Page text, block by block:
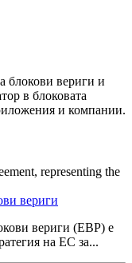
блокови вериги и
в блоковата
и компании.
вериги
вериги (EBP) е
на ЕС за...